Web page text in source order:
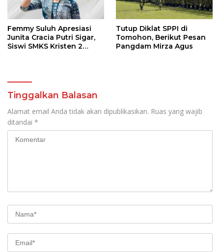
Femmy Suluh Apresiasi
Junita Cracia Putri Sigar,
Siswi SMKS Kristen 2
Tutup Diklat SPPI di
Tomohon, Berikut Pesan
Pangdam Mirza Agus
Tinggalkan Balasan
Alamat email Anda tidak akan dipublikasikan. Ruas yang wajib
ditandai *